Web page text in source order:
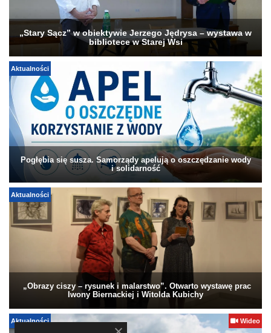
„Stary Sącz” w obiektywie Jerzego Jędrysa – wystawa w
bibliotece w Starej Wsi
Aktualności
Pogłębia się susza. Samorządy apelują o oszczędzanie wody
i solidarność
Aktualności
„Obrazy ciszy – rysunek i malarstwo”. Otwarto wystawę prac
Iwony Biernackiej i Witolda Kubichy
Aktualności Wideo